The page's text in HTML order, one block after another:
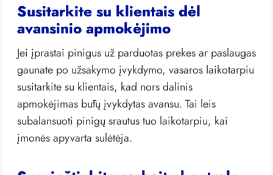
Susitarkite su klientais dėl
avansinio apmokėjimo
Jei įprastai pinigus už parduotas prekes ar paslaugas
gaunate po užsakymo įvykdymo, vasaros laikotarpiu
susitarkite su klientais, kad nors dalinis
apmokėjimas būtų įvykdytas avansu. Tai leis
subalansuoti pinigų srautus tuo laikotarpiu, kai
įmonės apyvarta sulėtėja.